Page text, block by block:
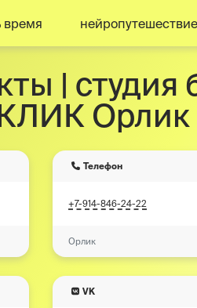
время нейропутешествие
| студия
Орлик
Телефон
+7-914-846-24-22
Орлик
VK